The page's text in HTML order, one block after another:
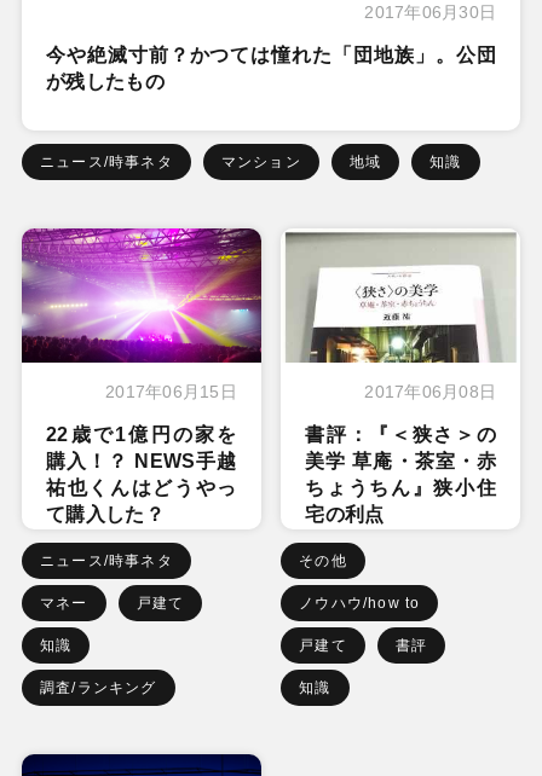
2017年06月30日
今や絶滅寸前？かつては憧れた「団地族」。公団
が残したもの
ニュース/時事ネタ マンション 地域 知識
2017年06月15日
22歳で1億円の家を
購入！？ NEWS手越
祐也くんはどうやっ
て購入した？
ニュース/時事ネタ
マネー 戸建て
知識
調査/ランキング
2017年06月08日
書評：『＜狭さ＞の
美学 草庵・茶室・赤
ちょうちん』狭小住
宅の利点
その他
ノウハウ/how to
戸建て 書評
知識